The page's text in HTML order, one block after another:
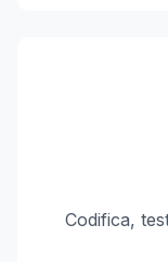
Codifica,